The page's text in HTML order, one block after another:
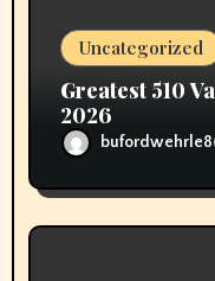
Uncategorized
Greatest 510
2026
bufordwehrle8